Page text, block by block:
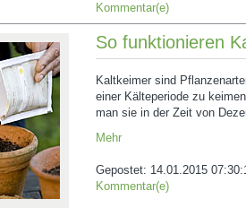
Kommentar(e)
So funktionieren
Kaltkeimer sind
einer Kälteperiode zu
man sie in der Zeit von
Mehr
Gepostet: 14.01.2015
Kommentar(e)